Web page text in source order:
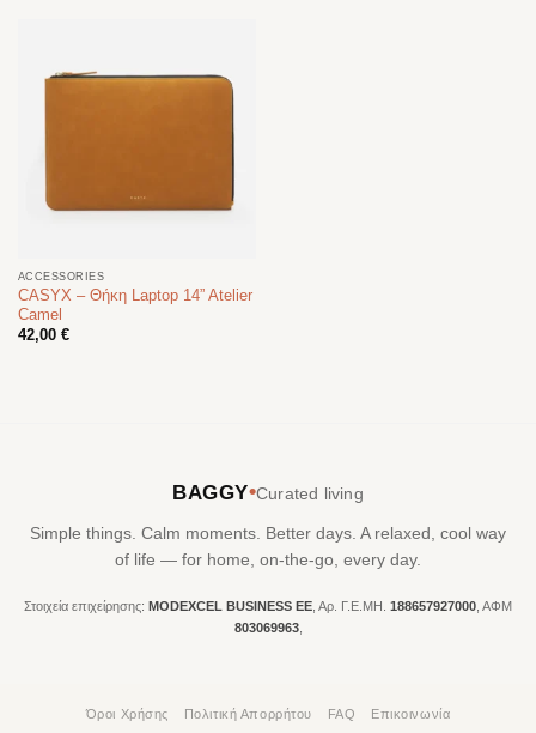
ACCESSORIES
CASYX – Θήκη Laptop 14” Atelier
Camel
42,00 €
BAGGY•Curated living
Simple things. Calm moments. Better days. A relaxed, cool way
of life — for home, on-the-go, every day.
Στοιχεία επιχείρησης: MODEXCEL BUSINESS ΕΕ, Αρ. Γ.Ε.ΜΗ. 188657927000, ΑΦΜ
803069963,
Όροι Χρήσης Πολιτική Απορρήτου FAQ Επικοινωνία